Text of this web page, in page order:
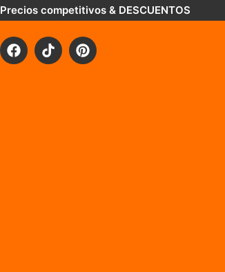
Precios competitivos & DESCUENTOS